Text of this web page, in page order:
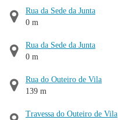
Rua da Sede da Junta
0 m
Rua da Sede da Junta
0 m
Rua do Outeiro de Vila
139 m
Travessa do Outeiro de Vila